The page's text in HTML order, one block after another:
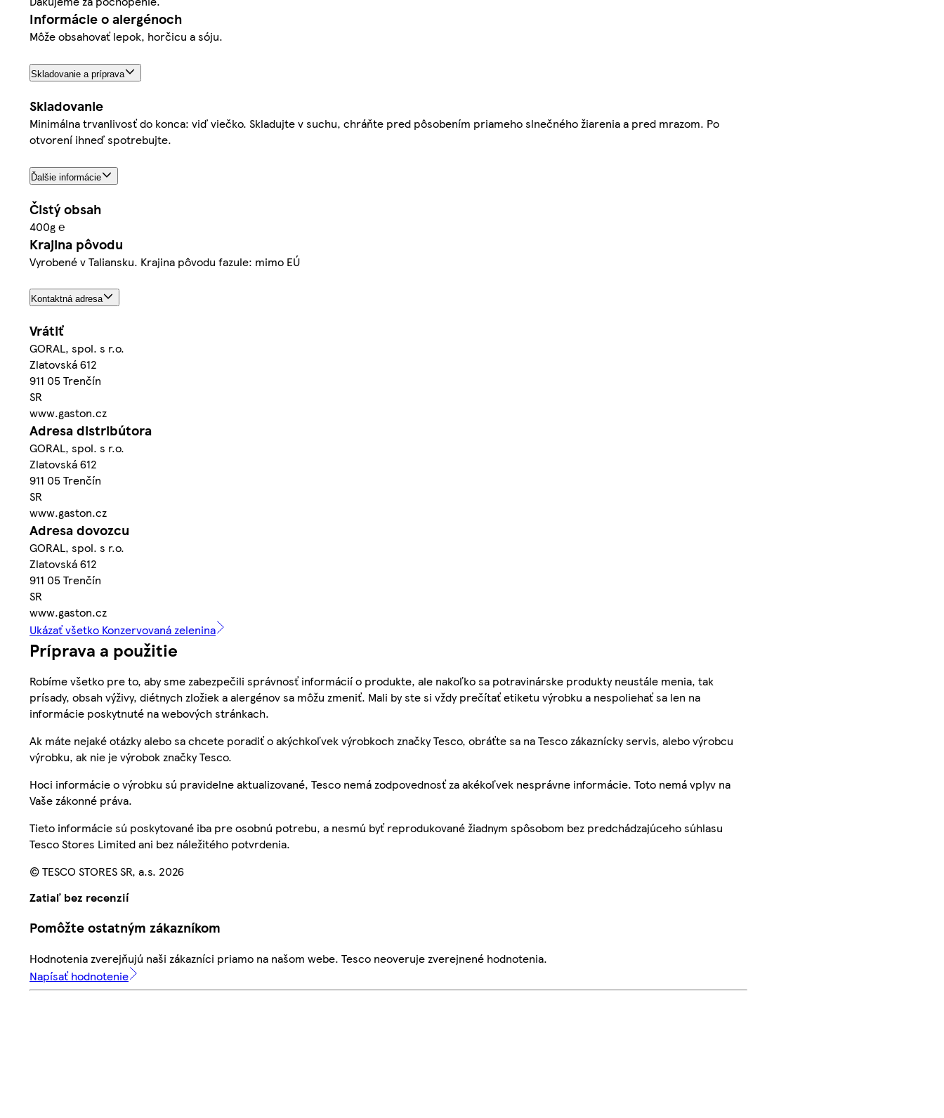
Informácie o alergénoch
Môže obsahovať lepok, horčicu a sóju.
Skladovanie a príprava
Skladovanie
Minimálna trvanlivosť do konca: viď viečko. Skladujte v suchu, chráňte pred pôsobením priameho slnečného žiarenia a pred mrazom. Po
otvorení ihneď spotrebujte.
Ďalšie informácie
Čistý obsah
400g ℮
Krajina pôvodu
Vyrobené v Taliansku. Krajina pôvodu fazule: mimo EÚ
Kontaktná adresa
Vrátiť
GORAL, spol. s r.o.
Zlatovská 612
911 05 Trenčín
SR
www.gaston.cz
Adresa distribútora
GORAL, spol. s r.o.
Zlatovská 612
911 05 Trenčín
SR
www.gaston.cz
Adresa dovozcu
GORAL, spol. s r.o.
Zlatovská 612
911 05 Trenčín
SR
www.gaston.cz
Ukázať všetko Konzervovaná zelenina
Príprava a použitie
Robíme všetko pre to, aby sme zabezpečili správnosť informácií o produkte, ale nakoľko sa potravinárske produkty neustále menia, tak
prísady, obsah výživy, diétnych zložiek a alergénov sa môžu zmeniť. Mali by ste si vždy prečítať etiketu výrobku a nespoliehať sa len na
informácie poskytnuté na webových stránkach.
Ak máte nejaké otázky alebo sa chcete poradiť o akýchkoľvek výrobkoch značky Tesco, obráťte sa na Tesco zákaznícky servis, alebo výrobcu
výrobku, ak nie je výrobok značky Tesco.
Hoci informácie o výrobku sú pravidelne aktualizované, Tesco nemá zodpovednosť za akékoľvek nesprávne informácie. Toto nemá vplyv na
Vaše zákonné práva.
Tieto informácie sú poskytované iba pre osobnú potrebu, a nesmú byť reprodukované žiadnym spôsobom bez predchádzajúceho súhlasu
Tesco Stores Limited ani bez náležitého potvrdenia.
© TESCO STORES SR, a.s. 2026
Zatiaľ bez recenzií
Pomôžte ostatným zákazníkom
Hodnotenia zverejňujú naši zákazníci priamo na našom webe. Tesco neoveruje zverejnené hodnotenia.
Napísať hodnotenie